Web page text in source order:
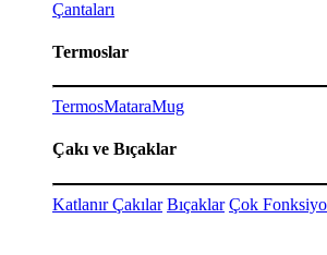
Çantaları
Termoslar
TermosMataraMug
Çakı ve Bıçaklar
Katlanır Çakılar Bıçaklar Çok